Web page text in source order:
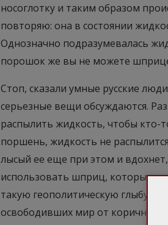
носоглотку и таким образом
повторяю: она в состоянии
Однозначно подразумевалась
порошок же вы не можете
Стоп, сказали умные русские
серьезные вещи обсуждаются.
распылить жидкость, чтобы кто-
поршень, жидкость не
лысый ее еще при этом и
использовать шприц, которым
такую геополитическую глыбу,
освободивших мир от